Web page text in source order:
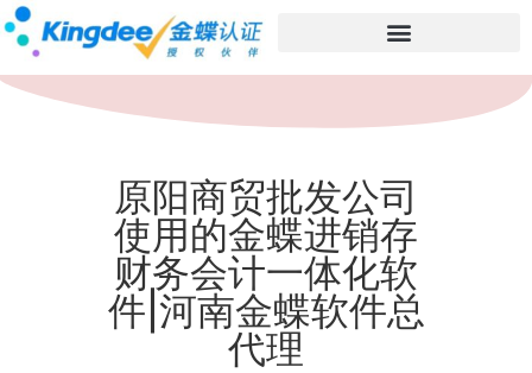
原阳商贸批发公司
使用的金蝶进销存
财务会计一体化软
件|河南金蝶软件总
代理